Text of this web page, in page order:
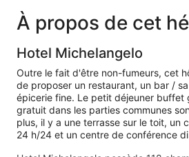
À propos de cet
Hotel Michelangelo
Outre le fait d'être non-fumeurs, cet
de proposer un restaurant, un bar /
épicerie fine. Le petit déjeuner buffet
gratuit dans les parties communes
plus, il y a une terrasse sur le toit, un
24 h/24 et un centre de conférence